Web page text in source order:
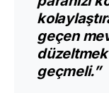
geçen
geçmeli.”